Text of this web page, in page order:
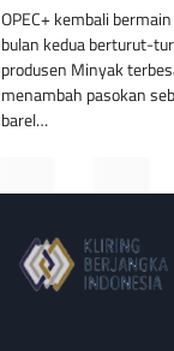
OPEC+ kembali
bulan kedua berturut-
produsen Minyak
menambah pasokan
barel…